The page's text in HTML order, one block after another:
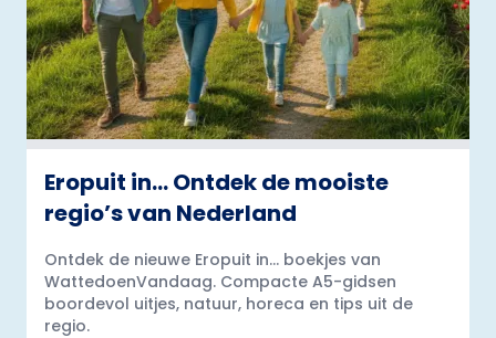
Eropuit in… Ontdek de mooiste
regio’s van Nederland
Ontdek de nieuwe Eropuit in... boekjes van
WattedoenVandaag. Compacte A5-gidsen
boordevol uitjes, natuur, horeca en tips uit de
regio.